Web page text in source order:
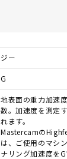
ジー
G
地表面の重力加速
数。加速度を測定
れます。
Mastercamの
は、ご使用のマシ
ナリング加速度をG